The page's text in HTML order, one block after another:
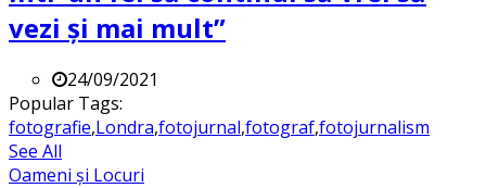
vezi și mai mult”
24/09/2021
Popular Tags:
fotografie,Londra,fotojurnal,fotograf,fotojurnalism
See All
Oameni și Locuri